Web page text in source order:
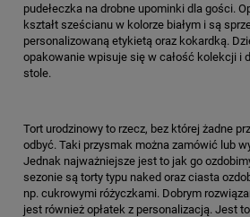
pudełeczka na drobne upominki dla gości.
kształt sześcianu w kolorze białym i są
personalizowaną etykietą oraz kokardką.
opakowanie wpisuje się w całość kolekcji i
stole.
Tort urodzinowy to rzecz, bez której żadne
odbyć. Taki przysmak można zamówić lub
Jednak najważniejsze jest to jak go
sezonie są torty typu naked oraz ciasta
np. cukrowymi różyczkami. Dobrym
jest również opłatek z personalizacją. Jest